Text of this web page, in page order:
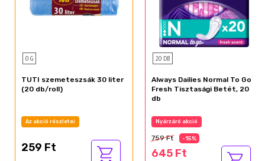
0 G
TUTI szemeteszsák 30 liter
(20 db/roll)
Az akció részletei
259 Ft
20 DB
Always Dailies Normal To Go
Fresh Tisztasági Betét, 20
db
Nyárzáró akció
759 Ft -15%
645 Ft